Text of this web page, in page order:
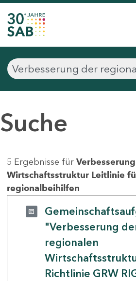
Suche
5 Ergebnisse für
Wirtschaftsstruktur Leitlinie
regionalbeihilfen
"Verbesserung
regionalen
Richtlinie GRW